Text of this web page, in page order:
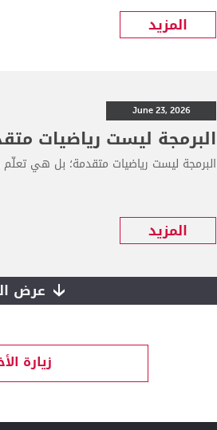
المزيد
June 23, 2026
البرمجة ليست رياضيات
البرمجة ليست رياضيات متقدمة؛ بل هي
المزيد
عرض
زيارة